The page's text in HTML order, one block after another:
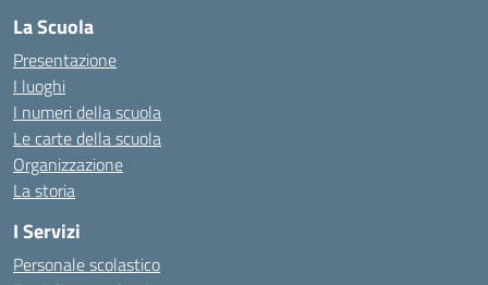
La Scuola
Presentazione
I luoghi
I numeri della scuola
Le carte della scuola
Organizzazione
La storia
I Servizi
Personale scolastico